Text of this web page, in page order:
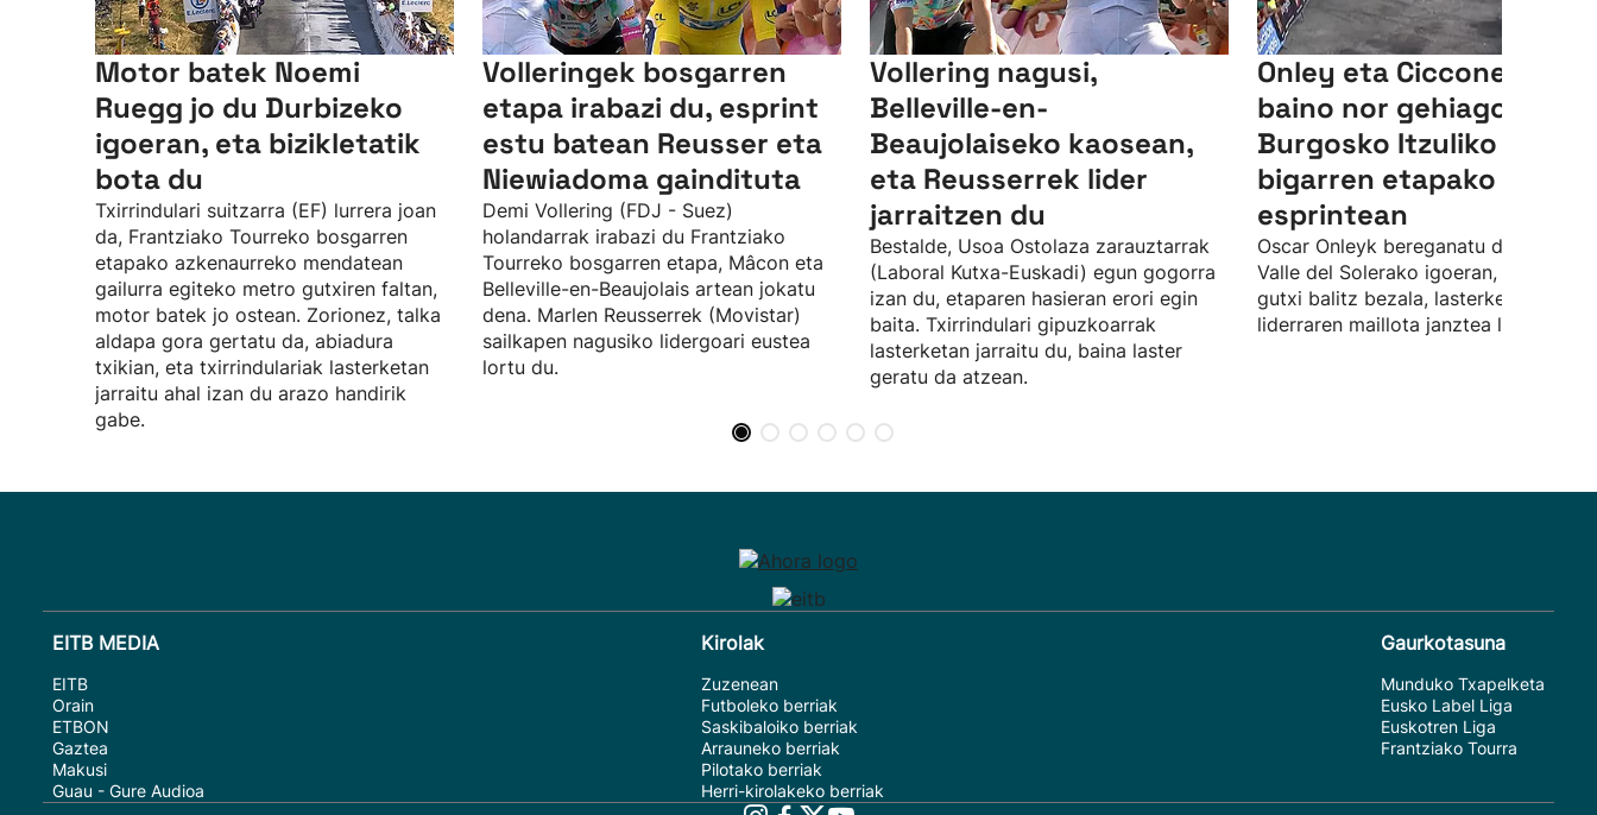
Motor batek Noemi
Ruegg jo du Durbizeko
igoeran, eta bizikletatik
bota du
Txirrindulari suitzarra (EF) lurrera joan
da, Frantziako Tourreko bosgarren
etapako azkenaurreko mendatean
gailurra egiteko metro gutxiren faltan,
motor batek jo ostean. Zorionez, talka
aldapa gora gertatu da, abiadura
txikian, eta txirrindulariak lasterketan
jarraitu ahal izan du arazo handirik
gabe.
Volleringek bosgarren
etapa irabazi du, esprint
estu batean Reusser eta
Niewiadoma gaindituta
Demi Vollering (FDJ - Suez)
holandarrak irabazi du Frantziako
Tourreko bosgarren etapa, Mâcon eta
Belleville-en-Beaujolais artean jokatu
dena. Marlen Reusserrek (Movistar)
sailkapen nagusiko lidergoari eustea
lortu du.
Vollering nagusi,
Belleville-en-
Beaujolaiseko kaosean,
eta Reusserrek lider
jarraitzen du
Bestalde, Usoa Ostolaza zarauztarrak
(Laboral Kutxa-Euskadi) egun gogorra
izan du, etaparen hasieran erori egin
baita. Txirrindulari gipuzkoarrak
lasterketan jarraitu du, baina laster
geratu da atzean.
Onley eta Ciccone, nor
baino nor gehiago
Burgosko Itzuliko
bigarren etapako
esprintean
Oscar Onleyk bereganatu du
Valle del Solerako igoeran, eta, hori
gutxi balitz bezala, lasterketako
liderraren maillota janztea lortu du.
EITB MEDIA
EITB
Orain
ETBON
Gaztea
Makusi
Guau - Gure Audioa
Kirolak
Zuzenean
Futboleko berriak
Saskibaloiko berriak
Arrauneko berriak
Pilotako berriak
Herri-kirolakeko berriak
Gaurkotasuna
Munduko Txapelketa
Eusko Label Liga
Euskotren Liga
Frantziako Tourra